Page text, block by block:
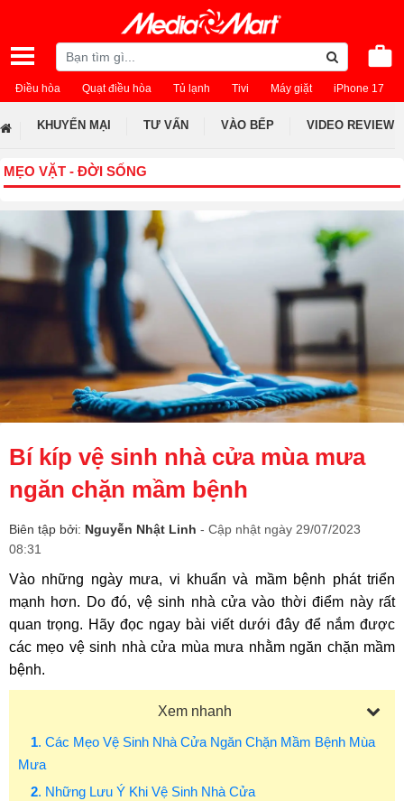
Điều hòa Quạt điều hòa Tủ lạnh Tivi Máy giặt iPhone 17
KHUYẾN MẠI TƯ VẤN VÀO BẾP VIDEO REVIEW
MẸO VẶT - ĐỜI SỐNG
Bí kíp vệ sinh nhà cửa mùa mưa
ngăn chặn mầm bệnh
Biên tập bởi: Nguyễn Nhật Linh - Cập nhật ngày 29/07/2023
08:31
Vào những ngày mưa, vi khuẩn và mầm bệnh phát triển
mạnh hơn. Do đó, vệ sinh nhà cửa vào thời điểm này rất
quan trọng. Hãy đọc ngay bài viết dưới đây để nắm được
các mẹo vệ sinh nhà cửa mùa mưa nhằm ngăn chặn mầm
bệnh.
Xem nhanh
1. Các Mẹo Vệ Sinh Nhà Cửa Ngăn Chặn Mầm Bệnh Mùa
Mưa
2. Những Lưu Ý Khi Vệ Sinh Nhà Cửa